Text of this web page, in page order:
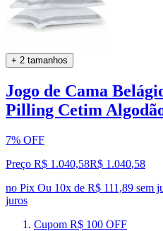
+ 2 tamanhos
Jogo de Cama
Pilling Cetim
7% OFF
Preço R$ 1.040,58R$ 1.040,58
no Pix Ou 10x de R$ 111,89 sem
juros
Cupom R$ 100 OFF